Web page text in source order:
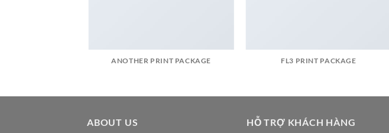
ANOTHER PRINT PACKAGE FL3 PRINT PACKAGE
ABOUT US HỖ TRỢ KHÁCH HÀNG